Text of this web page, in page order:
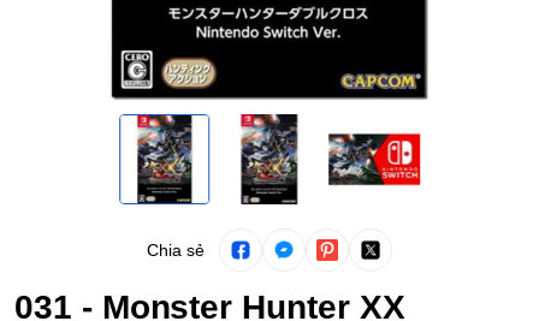
Chia sẻ
031 - Monster Hunter XX